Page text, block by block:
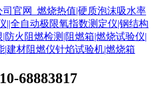
68883817